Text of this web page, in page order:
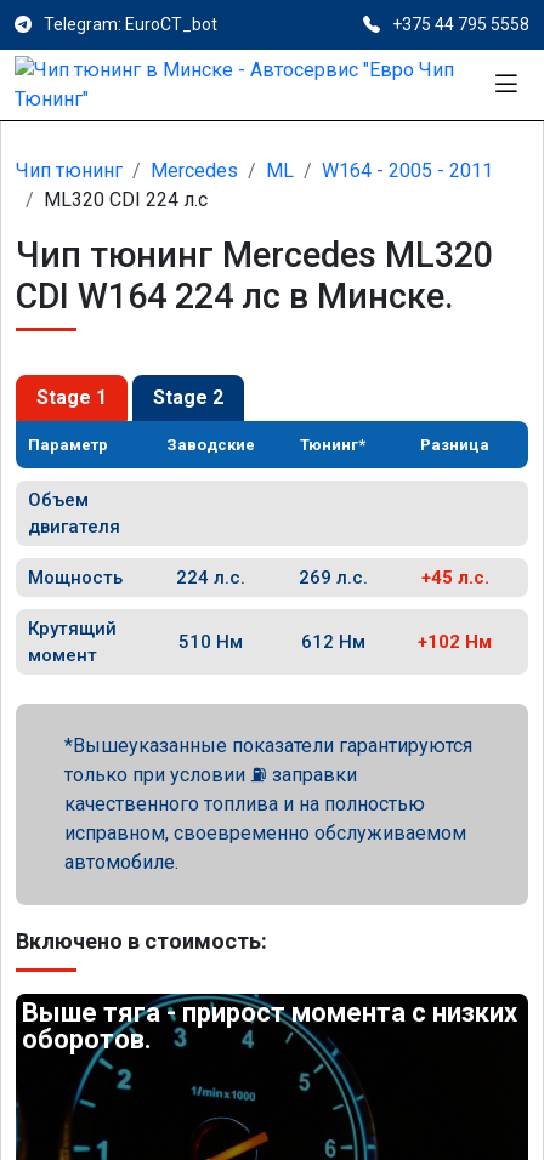
Telegram: EuroCT_bot +375 44 795 5558
Чип тюнинг Mercedes ML
W164 - 2005 - 2011
ML320 CDI 224 л.с
Чип тюнинг Mercedes ML320
CDI W164 224 лс в Минске.
Stage 1 Stage 2
Параметр Заводские Тюнинг* Разница
Объем
двигателя
Мощность 224 л.с. 269 л.с. +45 л.с.
Крутящий
момент
510 Нм 612 Нм +102 Нм
Вышеуказанные показатели гарантируются
только при условии ⛽ заправки
качественного топлива и на полностью
исправном, своевременно обслуживаемом
автомобиле.
Включено в стоимость:
Выше тяга - прирост момента с низких
оборотов.